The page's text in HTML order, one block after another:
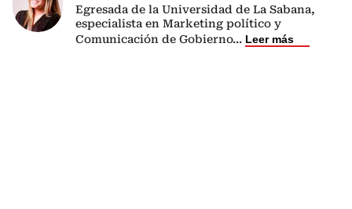
Egresada de la Universidad de La Sabana,
especialista en Marketing político y
Comunicación de Gobierno... Leer más